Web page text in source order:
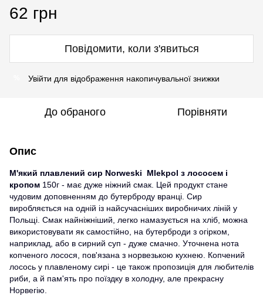
62 грн
Повідомити, коли з'явиться
Увійти для відображення накопичувальної знижки
До обраного Порівняти
Опис
М'який плавлений сир Norweski Mlekpol з лососем і
кропом 150г - має дуже ніжний смак. Цей продукт стане
чудовим доповненням до бутерброду вранці. Сир
виробляється на одній із найсучасніших виробничих ліній у
Польщі. Смак найніжніший, легко намазується на хліб, можна
використовувати як самостійно, на бутерброди з огірком,
наприклад, або в сирний суп - дуже смачно. Уточнена нота
копченого лосося, пов'язана з норвезькою кухнею. Копчений
лосось у плавленому сирі - це також пропозиція для любителів
риби, а й пам'ять про поїздку в холодну, але прекрасну
Норвегію.